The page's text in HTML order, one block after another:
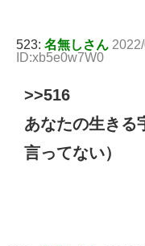
523: 名無しさん
ID:xb5e0w7W0
>>516
あなたの生きる
言ってない）